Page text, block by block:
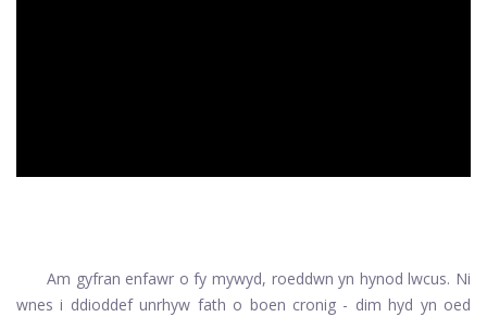
Am gyfran enfawr o fy mywyd, roeddwn yn hynod lwcus. Ni
wnes i ddioddef unrhyw fath o boen cronig - dim hyd yn oed